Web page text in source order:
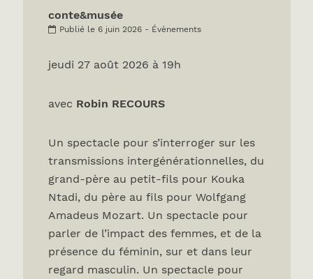
conte&musée
Publié le 6 juin 2026 - Évènements
jeudi 27 août 2026 à 19h
avec Robin RECOURS
Un spectacle pour s’interroger sur les
transmissions intergénérationnelles, du
grand-père au petit-fils pour Kouka
Ntadi, du père au fils pour Wolfgang
Amadeus Mozart. Un spectacle pour
parler de l’impact des femmes, et de la
présence du féminin, sur et dans leur
regard masculin. Un spectacle pour